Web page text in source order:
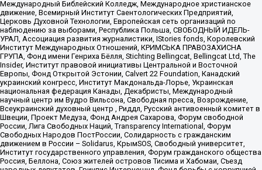
Международный Библейский Колледж, Международное христианское
движение, Всемирный Институт Саентологических Предприятий,
Церковь Духовной Технологии, Европейская сеть организаций по
наблюдению за выборами, Республика Польша, СВОБОДНЫЙ ИДЕЛЬ-
УРАЛ, Ассоциация развития журналистики, IStories fonds, Королевский
Институт Международных Отношений, КРИМСЬКА ПРАВОЗАХИСНА
ГРУПА, Фонд имени Генриха Бёлля, Stichting Bellingcat, Bellingcat Ltd, The
Insider, Институт правовой инициативы Центральной и Восточной
Европы, Фонд Открытой Эстонии, Calvert 22 Foundation, Канадский
украинский конгресс, Институт Макдональда-Лорье, Украинская
национальная федерация Канады, Декабристы, Международный
научный центр им Вудро Вильсона, Свободная пресса, Возрождение,
Всеукраинский духовный центр , Риддл, Русский антивоенный комитет в
Швеции, Проект Медуза, Фонд Андрея Сахарова, Форум свободной
России, Лига Свободных Наций, Transparеncy International, Форум
Свободных Народов ПостРоссии, Солидарность с гражданским
движением в России – Solidarus, КрымSOS, Свободный университет,
Институт государственного управления, Форум гражданского общества
Россия, Беллона, Союз жителей островов Тисима и Хабомаи, Съезд